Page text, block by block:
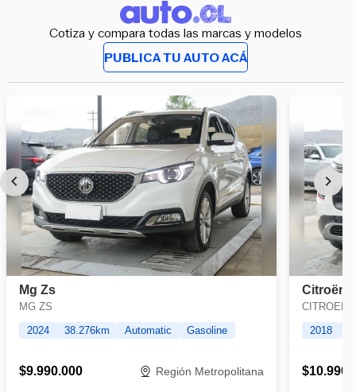
Cotiza y compara todas las marcas y modelos
PUBLICA TU AUTO ACÁ